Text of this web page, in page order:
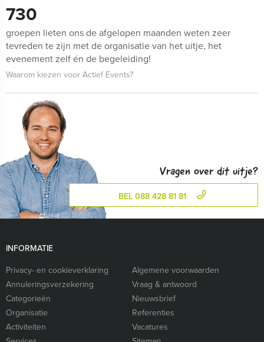
730
groepen lieten ons de afgelopen maanden weten zeer
tevreden te zijn met de organisatie van het uitje, het
evenement zelf én de begeleiding!
Waarom kiezen voor Actief Events?
Vragen over dit uitje?
BEL 088 428 81 81
INFORMATIE
Privacy- en cookieverklaring
Algemene voorwaarden
Annuleringsverzekering
Vraag & antwoord
Categorieën
Nieuwsbrief
Organisatie
Referenties
Activiteiten
Vacatures